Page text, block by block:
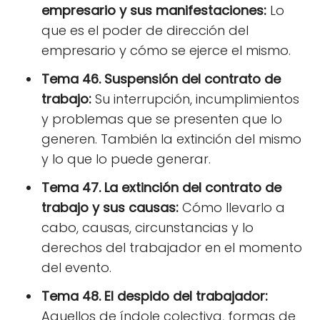
empresario y sus manifestaciones: Lo
que es el poder de dirección del
empresario y cómo se ejerce el mismo.
Tema 46. Suspensión del contrato de
trabajo: Su interrupción, incumplimientos
y problemas que se presenten que lo
generen. También la extinción del mismo
y lo que lo puede generar.
Tema 47. La extinción del contrato de
trabajo y sus causas: Cómo llevarlo a
cabo, causas, circunstancias y lo
derechos del trabajador en el momento
del evento.
Tema 48. El despido del trabajador:
Aquellos de índole colectiva, formas de